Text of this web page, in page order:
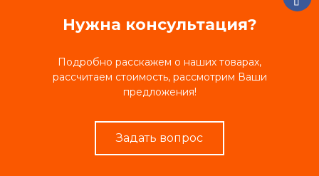
Нужна консультация?
Подробно расскажем о наших товарах,
рассчитаем стоимость, рассмотрим Ваши
предложения!
Задать вопрос